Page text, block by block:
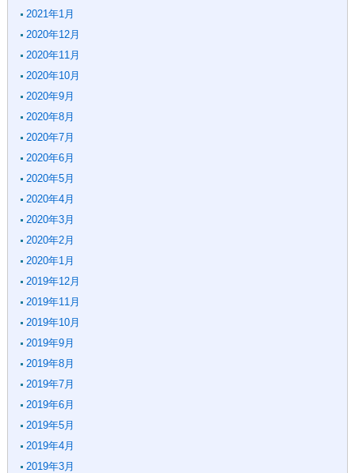
2021年1月
2020年12月
2020年11月
2020年10月
2020年9月
2020年8月
2020年7月
2020年6月
2020年5月
2020年4月
2020年3月
2020年2月
2020年1月
2019年12月
2019年11月
2019年10月
2019年9月
2019年8月
2019年7月
2019年6月
2019年5月
2019年4月
2019年3月